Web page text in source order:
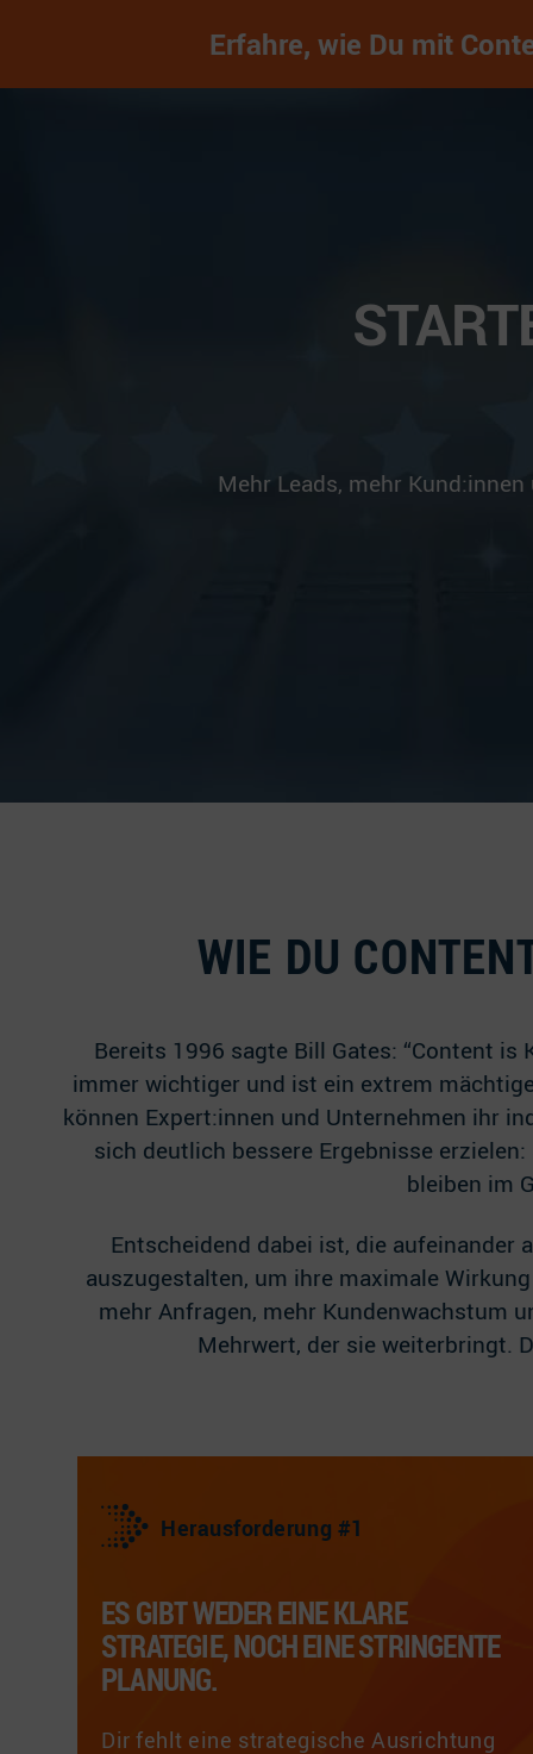
Erfahre, wie Du mit
Mehr Leads, mehr
WIE DU
Bereits 1996 sagte Bill Gates: “Content
immer wichtiger und ist ein extrem
können Expert:innen und Unternehmen ihr
sich deutlich bessere Ergebnisse
bleiben im
Entscheidend dabei ist, die
auszugestalten, um ihre maximale
mehr Anfragen, mehr Kundenwachstum
Mehrwert, der sie weiterbringt.
Herausforderung #1
ES GIBT WEDER EINE KLARE
STRATEGIE, NOCH EINE STRINGENTE
PLANUNG.
Dir fehlt eine strategische Ausrichtung